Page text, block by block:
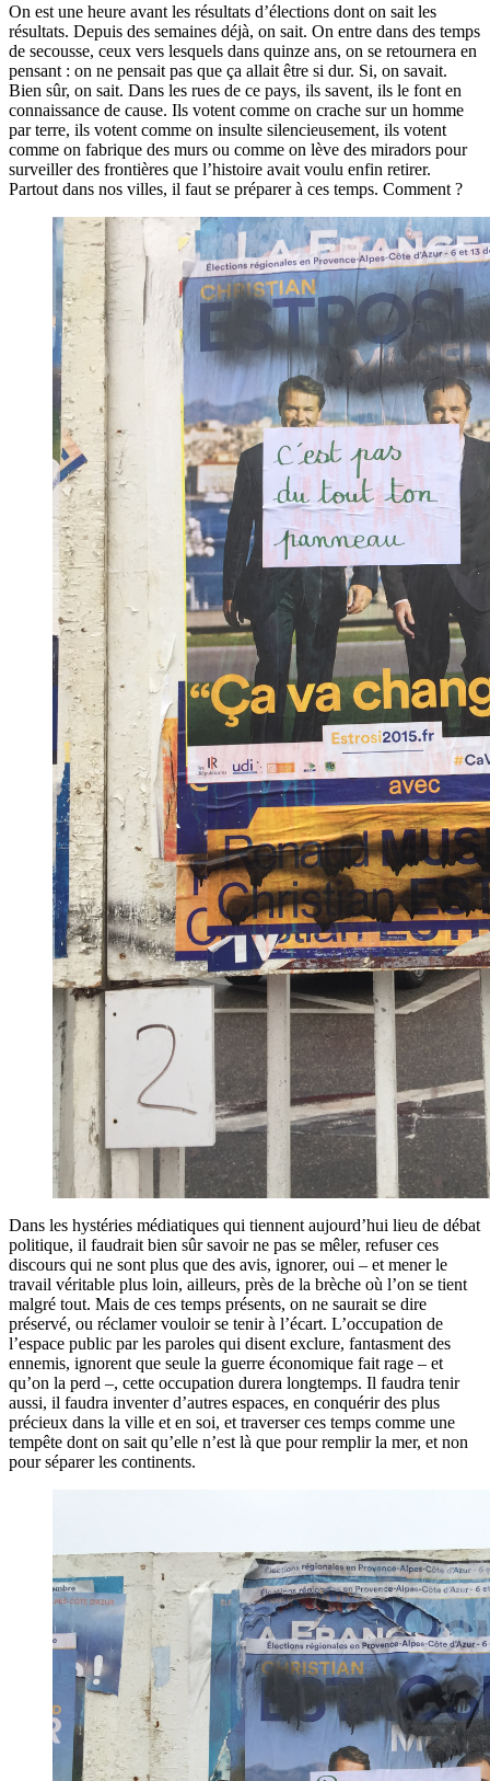
On est une heure avant les résultats d’élections dont on sait les
résultats. Depuis des semaines déjà, on sait. On entre dans des temps
de secousse, ceux vers lesquels dans quinze ans, on se retournera en
pensant : on ne pensait pas que ça allait être si dur. Si, on savait.
Bien sûr, on sait. Dans les rues de ce pays, ils savent, ils le font en
connaissance de cause. Ils votent comme on crache sur un homme
par terre, ils votent comme on insulte silencieusement, ils votent
comme on fabrique des murs ou comme on lève des miradors pour
surveiller des frontières que l’histoire avait voulu enfin retirer.
Partout dans nos villes, il faut se préparer à ces temps. Comment ?
Dans les hystéries médiatiques qui tiennent aujourd’hui lieu de débat
politique, il faudrait bien sûr savoir ne pas se mêler, refuser ces
discours qui ne sont plus que des avis, ignorer, oui – et mener le
travail véritable plus loin, ailleurs, près de la brèche où l’on se tient
malgré tout. Mais de ces temps présents, on ne saurait se dire
préservé, ou réclamer vouloir se tenir à l’écart. L’occupation de
l’espace public par les paroles qui disent exclure, fantasment des
ennemis, ignorent que seule la guerre économique fait rage – et
qu’on la perd –, cette occupation durera longtemps. Il faudra tenir
aussi, il faudra inventer d’autres espaces, en conquérir des plus
précieux dans la ville et en soi, et traverser ces temps comme une
tempête dont on sait qu’elle n’est là que pour remplir la mer, et non
pour séparer les continents.